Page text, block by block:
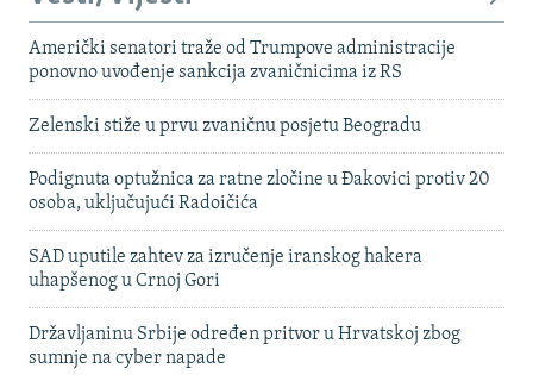
Američki senatori traže od Trumpove administracije
ponovno uvođenje sankcija zvaničnicima iz RS
Zelenski stiže u prvu zvaničnu posjetu Beogradu
Podignuta optužnica za ratne zločine u Đakovici protiv 20
osoba, uključujući Radoičića
SAD uputile zahtev za izručenje iranskog hakera
uhapšenog u Crnoj Gori
Državljaninu Srbije određen pritvor u Hrvatskoj zbog
sumnje na cyber napade